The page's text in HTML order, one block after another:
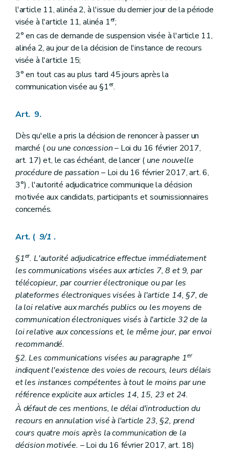
l'article 11, alinéa 2, à l'issue du dernier jour de la période
visée à l'article 11, alinéa 1er;
2° en cas de demande de suspension visée à l'article 11,
alinéa 2, au jour de la décision de l'instance de recours
visée à l'article 15;
3° en tout cas au plus tard 45 jours après la
communication visée au §1er.
Art. 9.
Dès qu'elle a pris la décision de renoncer à passer un
marché (ou une concession– Loi du 16 février 2017,
art. 17) et, le cas échéant, de lancer ( une nouvelle
procédure de passation – Loi du 16 février 2017, art. 6,
3°) , l'autorité adjudicatrice communique la décision
motivée aux candidats, participants et soumissionnaires
concernés.
Art. ( 9/1 .
§1er. L'autorité adjudicatrice effectue immédiatement
les communications visées aux articles 7, 8 et 9, par
télécopieur, par courrier électronique ou par les
plateformes électroniques visées à l'article 14, §7, de
la loi relative aux marchés publics ou les moyens de
communication électroniques visés à l'article 32 de la
loi relative aux concessions et, le même jour, par envoi
recommandé.
§2. Les communications visées au paragraphe 1er
indiquent l'existence des voies de recours, leurs délais
et les instances compétentes à tout le moins par une
référence explicite aux articles 14, 15, 23 et 24.
À défaut de ces mentions, le délai d'introduction du
recours en annulation visé à l'article 23, §2, prend
cours quatre mois après la communication de la
décision motivée. – Loi du 16 février 2017, art. 18)